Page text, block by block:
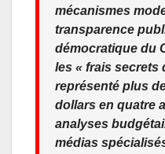
mécanismes
transparence
démocratique du
les « frais secrets
représenté plus
dollars en quatre
analyses
médias